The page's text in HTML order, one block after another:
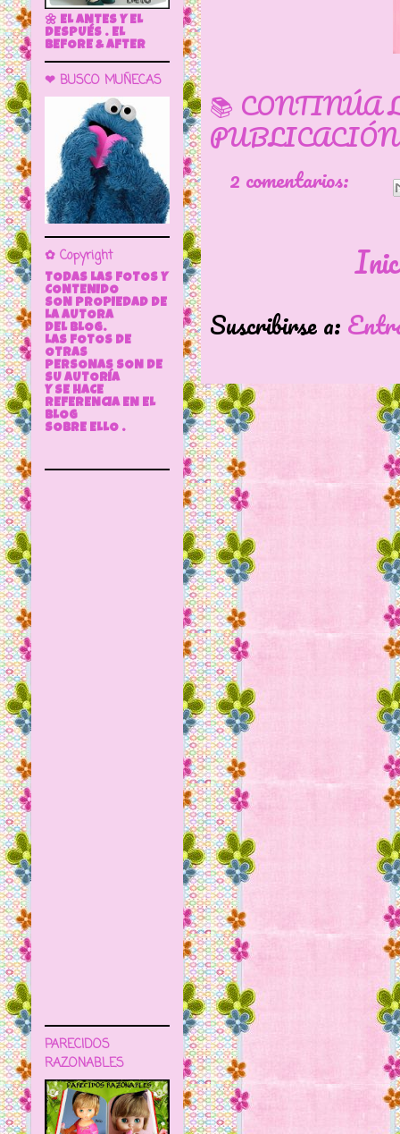
📚 CONTINÚA
2 comentarios:
Suscribirse a:
🌼 EL ANTES Y EL
DESPUÉS . EL
BEFORE & AFTER
❤ BUSCO MUÑECAS
✿ Copyright
TODAS LAS FOTOS Y
CONTENIDO
SON PROPIEDAD DE
LA AUTORA
DEL BLOG.
LAS FOTOS DE
OTRAS
PERSONAS SON DE
SU AUTORÍA
Y SE HACE
REFERENCIA EN EL
BLOG
SOBRE ELLO .
PARECIDOS
RAZONABLES